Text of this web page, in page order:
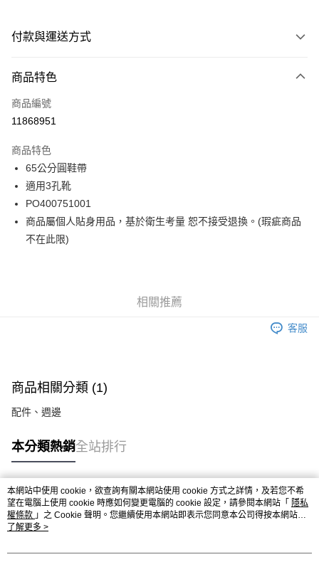
付款與運送方式
信用卡一次付款
ATM付款
運送方式
宅配
每筆NT$120
商品特色
商品編號
11868951
商品特色
65公分圓鞋帶
適用3孔靴
PO400751001
商品屬個人貼身用品，基於衛生考量 恕不接受退換。(瑕疵商品
不在此限)
相關推薦
客服
商品相關分類 (1)
配件、週邊
本分類熱銷全站排行
熱門標籤
本網站中使用 cookie，欲查詢有關本網站使用 cookie 方式之詳情，及若您不希
望在電腦上使用 cookie 時應如何變更電腦的 cookie 設定，請參閱本網站「 隱私
權條款 」之 Cookie 聲明。您繼續使用本網站即表示您同意本公司得按本網站使
用條款之 Cookie 聲明使用 cookie。
了解更多 >